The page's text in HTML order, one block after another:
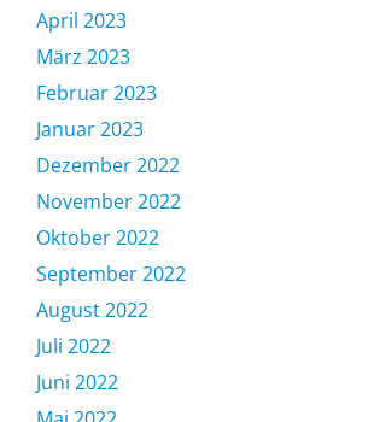
April 2023
März 2023
Februar 2023
Januar 2023
Dezember 2022
November 2022
Oktober 2022
September 2022
August 2022
Juli 2022
Juni 2022